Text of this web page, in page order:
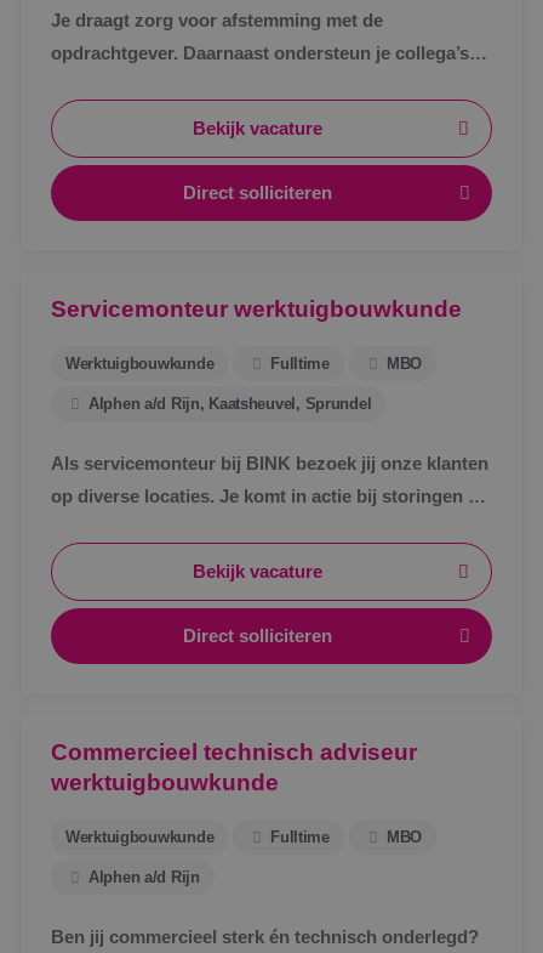
Je draagt zorg voor afstemming met de
opdrachtgever. Daarnaast ondersteun je collega’s
technische ontwerp en de werkvoorbereiding voor
de uitvoering.
Bekijk vacature
Direct solliciteren
Servicemonteur werktuigbouwkunde
Werktuigbouwkunde Fulltime MBO
Alphen a/d Rijn, Kaatsheuvel, Sprundel
Als servicemonteur bij BINK bezoek jij onze klanten
op diverse locaties. Je komt in actie bij storingen en
Bekijk vacature
Direct solliciteren
Commercieel technisch adviseur
werktuigbouwkunde
Werktuigbouwkunde Fulltime MBO
Alphen a/d Rijn
Ben jij commercieel sterk én technisch onderlegd?